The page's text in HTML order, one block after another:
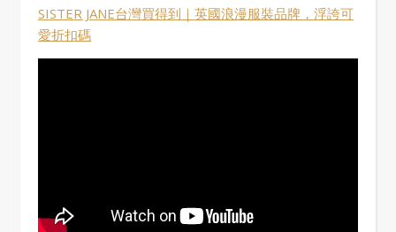
SISTER JANE台灣買得到｜英國浪漫服裝品牌，浮誇可
愛折扣碼